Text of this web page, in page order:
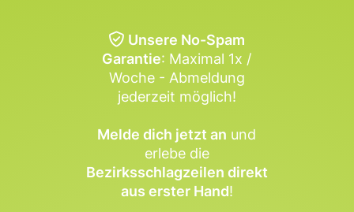
Unsere No-Spam
Garantie: Maximal 1x /
Woche - Abmeldung
jederzeit möglich!
Melde dich jetzt an und
erlebe die
Bezirksschlagzeilen direkt
aus erster Hand!